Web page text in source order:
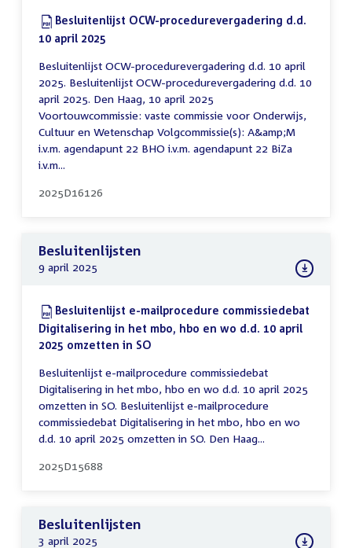
Download:
Besluitenlijst OCW-procedurevergadering d.d.
10 april 2025
Besluitenlijst OCW-procedurevergadering d.d. 10 april
2025. Besluitenlijst OCW-procedurevergadering d.d. 10
april 2025. Den Haag, 10 april 2025
Voortouwcommissie: vaste commissie voor Onderwijs,
Cultuur en Wetenschap Volgcommissie(s): A&amp;M
i.v.m. agendapunt 22 BHO i.v.m. agendapunt 22 BiZa
i.v.m...
2025D16126
Besluitenlijsten
9 april 2025
Download:
Besluitenlijst e-mailprocedure commissiedebat
Digitalisering in het mbo, hbo en wo d.d. 10 april
2025 omzetten in SO
Besluitenlijst e-mailprocedure commissiedebat
Digitalisering in het mbo, hbo en wo d.d. 10 april 2025
omzetten in SO. Besluitenlijst e-mailprocedure
commissiedebat Digitalisering in het mbo, hbo en wo
d.d. 10 april 2025 omzetten in SO. Den Haag...
2025D15688
Besluitenlijsten
3 april 2025